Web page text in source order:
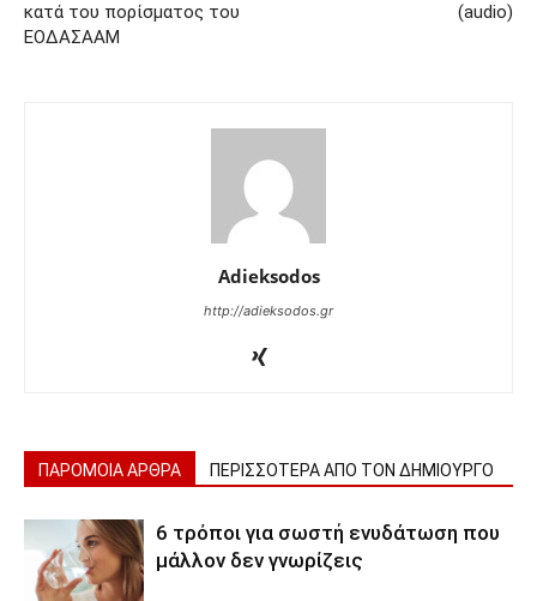
κατά του πορίσματος του
ΕΟΔΑΣΑΑΜ
(audio)
Adieksodos
http://adieksodos.gr
ΠΑΡΟΜΟΙΑ ΑΡΘΡΑ ΠΕΡΙΣΣΟΤΕΡΑ ΑΠΟ ΤΟΝ ΔΗΜΙΟΥΡΓΟ
6 τρόποι για σωστή ενυδάτωση που
μάλλον δεν γνωρίζεις